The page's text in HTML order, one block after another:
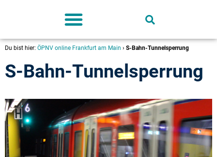
Du bist hier: ÖPNV online Frankfurt am Main › S-Bahn-Tunnelsperrung
S-Bahn-Tunnelsperrung